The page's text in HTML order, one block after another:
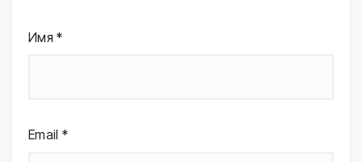
Имя*
Email *